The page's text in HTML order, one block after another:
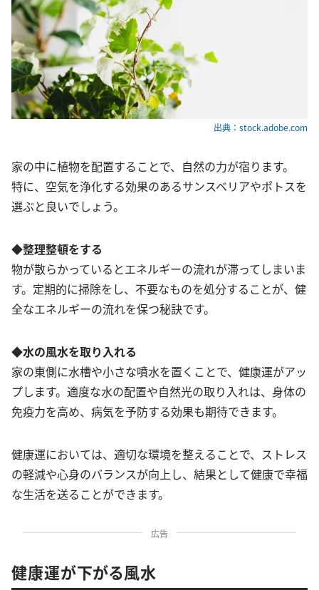
出典：stock.adobe.com
家の中に植物を配置することで、自然の力が宿ります。
特に、空気を浄化する効果のあるサンスベリアやポトスを
選ぶと良いでしょう。
◆整理整頓をする
物が散らかっているとエネルギーの流れが滞ってしまいま
す。定期的に掃除をし、不要なものを処分することが、健
全なエネルギーの流れを保つ秘訣です。
◆水の風水を取り入れる
家の東側に水槽や小さな噴水を置くことで、健康運がアッ
プします。適度な水の配置や自然光の取り入れは、身体の
免疫力を高め、病気を予防する効果も期待できます。
健康運においては、適切な環境を整えることで、ストレス
の軽減や心身のバランスが向上し、結果として健康で幸福
な生活を送ることができます。
広告
健康運が下がる風水